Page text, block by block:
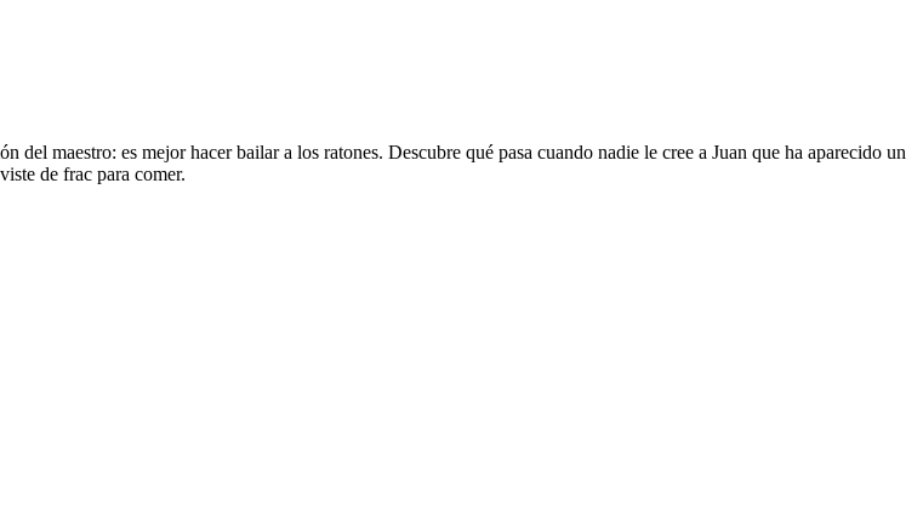
maestro: es mejor hacer bailar a los ratones. Descubre qué pasa cuando nadie le cree a Juan que ha aparecido un
de frac para comer.